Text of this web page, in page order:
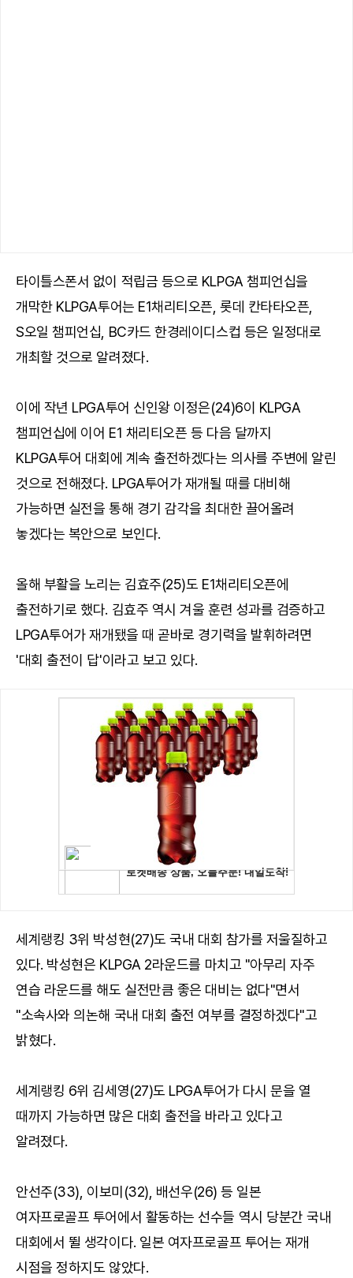
타이틀스폰서 없이 적립금 등으로 KLPGA 챔피언십을
개막한 KLPGA투어는 E1채리티오픈, 롯데 칸타타오픈,
S오일 챔피언십, BC카드 한경레이디스컵 등은 일정대로
개최할 것으로 알려졌다.
이에 작년 LPGA투어 신인왕 이정은(24)6이 KLPGA
챔피언십에 이어 E1 채리티오픈 등 다음 달까지
KLPGA투어 대회에 계속 출전하겠다는 의사를 주변에 알린
것으로 전해졌다. LPGA투어가 재개될 때를 대비해
가능하면 실전을 통해 경기 감각을 최대한 끌어올려
놓겠다는 복안으로 보인다.
올해 부활을 노리는 김효주(25)도 E1채리티오픈에
출전하기로 했다. 김효주 역시 겨울 훈련 성과를 검증하고
LPGA투어가 재개됐을 때 곧바로 경기력을 발휘하려면
'대회 출전이 답'이라고 보고 있다.
세계랭킹 3위 박성현(27)도 국내 대회 참가를 저울질하고
있다. 박성현은 KLPGA 2라운드를 마치고 "아무리 자주
연습 라운드를 해도 실전만큼 좋은 대비는 없다"면서
"소속사와 의논해 국내 대회 출전 여부를 결정하겠다"고
밝혔다.
세계랭킹 6위 김세영(27)도 LPGA투어가 다시 문을 열
때까지 가능하면 많은 대회 출전을 바라고 있다고
알려졌다.
안선주(33), 이보미(32), 배선우(26) 등 일본
여자프로골프 투어에서 활동하는 선수들 역시 당분간 국내
대회에서 뛸 생각이다. 일본 여자프로골프 투어는 재개
시점을 정하지도 않았다.